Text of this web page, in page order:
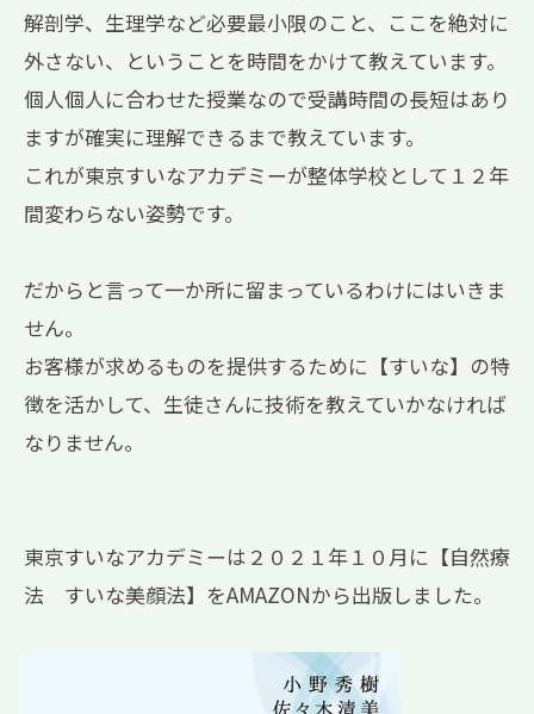
解剖学、生理学など必要最小限のこと、ここを絶対に
外さない、ということを時間をかけて教えています。
個人個人に合わせた授業なので受講時間の長短はあり
ますが確実に理解できるまで教えています。
これが東京すいなアカデミーが整体学校として１２年
間変わらない姿勢です。
だからと言って一か所に留まっているわけにはいきま
せん。
お客様が求めるものを提供するために【すいな】の特
徴を活かして、生徒さんに技術を教えていかなければ
なりません。
東京すいなアカデミーは２０２１年１０月に【自然療
法 すいな美顔法】をAMAZONから出版しました。